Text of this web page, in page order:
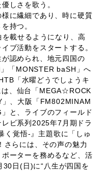
しさを歌う。
に繊細であり、時に硬質
持つ。
載せるようになり、高
ブ活動をスタートする。
認められ、地元四国の
「MONSTER baSH」へ
「水曜どうでしょうキ
、仙台「MEGA☆ROCK
、大阪「FM802MINAM
と、ライブのフィールド
ビ系列2025年7月期ドラ
く覚悟-』主題歌に「しゅ
さらには、その声の魅力
ーターを務めるなど、活
日(日)に“八生が四国を